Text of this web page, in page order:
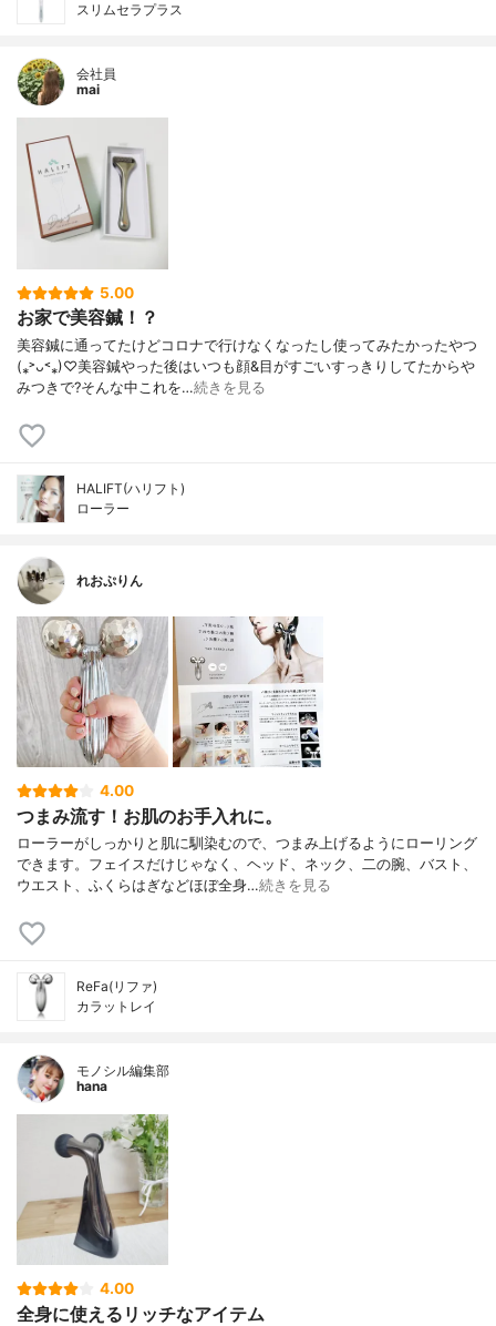
スリムセラプラス
会社員
mai
5.00
お家で美容鍼！？
美容鍼に通ってたけどコロナで行けなくなったし使ってみたかったやつ
(⁎˃ᴗ˂⁎)♡美容鍼やった後はいつも顔&目がすごいすっきりしてたからや
みつきで?そんな中これを…続きを見る
HALIFT(ハリフト)
ローラー
れおぷりん
4.00
つまみ流す！お肌のお手入れに。
ローラーがしっかりと肌に馴染むので、つまみ上げるようにローリング
できます。フェイスだけじゃなく、ヘッド、ネック、二の腕、バスト、
ウエスト、ふくらはぎなどほぼ全身…続きを見る
ReFa(リファ)
カラットレイ
モノシル編集部
hana
4.00
全身に使えるリッチなアイテム